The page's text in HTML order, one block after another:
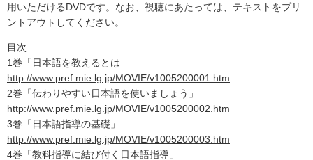
用いただけるDVDです。なお、視聴にあたっては、テキストをプリ
ントアウトしてください。
目次
1巻「日本語を教えるとは
http://www.pref.mie.lg.jp/MOVIE/v1005200001.htm
2巻「伝わりやすい日本語を使いましょう」
http://www.pref.mie.lg.jp/MOVIE/v1005200002.htm
3巻「日本語指導の基礎」
http://www.pref.mie.lg.jp/MOVIE/v1005200003.htm
4巻「教科指導に結び付く日本語指導」